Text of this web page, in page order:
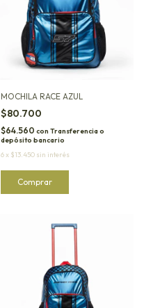
MOCHILA RACE AZUL
$80.700
$64.560 con Transferencia o
depósito bancario
6x $13.450 sin interés